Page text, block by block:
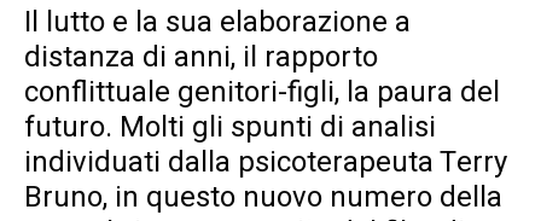
Il lutto e la sua elaborazione a
distanza di anni, il rapporto
conflittuale genitori-figli, la paura del
futuro. Molti gli spunti di analisi
individuati dalla psicoterapeuta Terry
Bruno, in questo nuovo numero della